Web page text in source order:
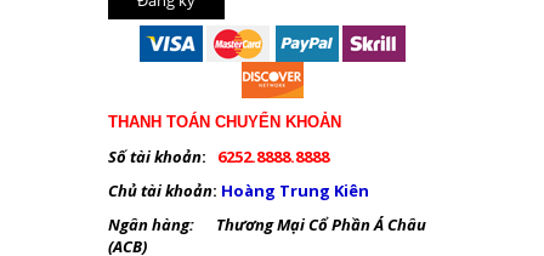
THANH TOÁN CHUYỂN KHOẢN
Số tài khoản:
6252.8888.8888
Chủ tài khoản: Hoàng Trung Kiên
Ngân hàng: Thương Mại Cổ Phần Á Châu
(ACB)